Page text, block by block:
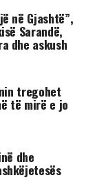
në Gjashtë”,
Sarandë,
dhe askush
tregohet
të mirë e jo
dhe